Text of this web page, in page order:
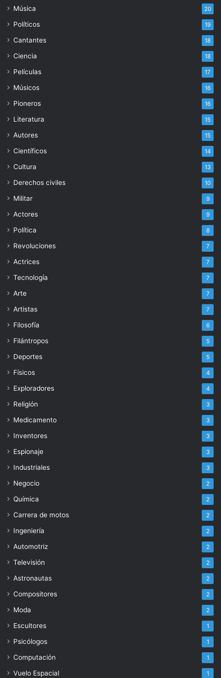
Música 20
Políticos 19
Cantantes 18
Ciencia 18
Películas 17
Músicos 16
Pioneros 16
Literatura 15
Autores 15
Científicos 14
Cultura 13
Derechos civiles 10
Militar 9
Actores 9
Política 8
Revoluciones 7
Actrices 7
Tecnología 7
Arte 7
Artistas 7
Filosofía 6
Filántropos 5
Deportes 5
Físicos 4
Exploradores 4
Religión 3
Medicamento 3
Inventores 3
Espionaje 3
Industriales 3
Negocio 2
Química 2
Carrera de motos 2
Ingeniería 2
Automotriz 2
Televisión 2
Astronautas 2
Compositores 2
Moda 2
Escultores 1
Psicólogos 1
Computación 1
Vuelo Espacial 1